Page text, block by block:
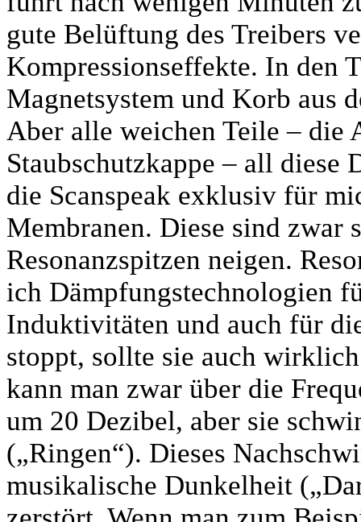
gute Belüftung des Treibers
Kompressionseffekte. In den
Magnetsystem und Korb aus
Aber alle weichen Teile – die
Staubschutzkappe – all
die Scanspeak exklusiv für
Membranen. Diese sind zwar
Resonanzspitzen neigen.
ich Dämpfungstechnologien
Induktivitäten und auch für
stoppt, sollte sie auch
kann man zwar über die
um 20 Dezibel, aber sie
(„Ringen“). Dieses
musikalische Dunkelheit